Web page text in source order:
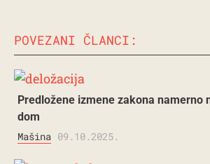
POVEZANI ČLANCI:
Predložene izmene zakona namerno
dom
Mašina 09.10.2025.